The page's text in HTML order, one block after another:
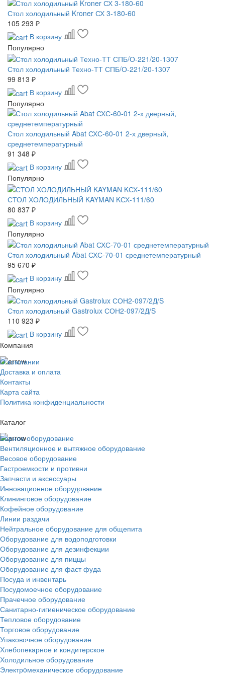
Стол холодильный Kroner СХ 3-180-60
105 293 ₽
В корзину
Популярно
Стол холодильный Техно-ТТ СПБ/О-221/20-1307
99 813 ₽
В корзину
Популярно
Стол холодильный Abat СХС-60-01 2-х дверный,
среднетемпературный
91 348 ₽
В корзину
Популярно
СТОЛ ХОЛОДИЛЬНЫЙ KAYMAN KСХ-111/60
80 837 ₽
В корзину
Популярно
Стол холодильный Abat СХС-70-01 среднетемпературный
95 670 ₽
В корзину
Популярно
Стол холодильный Gastrolux СОН2-097/2Д/S
110 923 ₽
В корзину
Компания
О компании
Доставка и оплата
Контакты
Карта сайта
Политика конфиденциальности
Каталог
Барное оборудование
Вентиляционное и вытяжное оборудование
Весовое оборудование
Гастроемкости и противни
Запчасти и аксессуары
Инновационное оборудование
Клининговое оборудование
Кофейное оборудование
Линии раздачи
Нейтральное оборудование для общепита
Оборудование для водоподготовки
Оборудование для дезинфекции
Оборудование для пиццы
Оборудование для фаст фуда
Посуда и инвентарь
Посудомоечное оборудование
Прачечное оборудование
Санитарно-гигиеническое оборудование
Тепловое оборудование
Торговое оборудование
Упаковочное оборудование
Хлебопекарное и кондитерское
Холодильное оборудование
Электрoмеханическое оборудование